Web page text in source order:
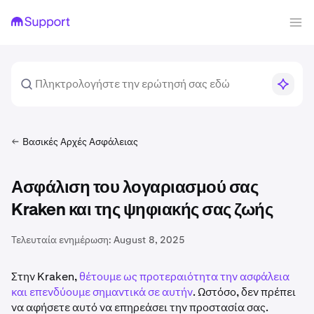
Βασικές Αρχές Ασφάλειας
Ασφάλιση του λογαριασμού σας
Kraken και της ψηφιακής σας ζωής
Τελευταία ενημέρωση: August 8, 2025
Στην Kraken,θέτουμε ως προτεραιότητα την ασφάλεια
και επενδύουμε σημαντικά σε αυτήν. Ωστόσο, δεν πρέπει
να αφήσετε αυτό να επηρεάσει την προστασία σας.